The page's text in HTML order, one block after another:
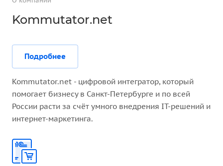
Kommutator.net
Подробнее
Kommutator.net - цифровой интегратор, который
помогает бизнесу в Санкт-Петербурге и по всей
России расти за счёт умного внедрения IT-решений и
интернет-маркетинга.